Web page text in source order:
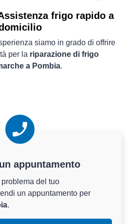
frigo rapido a
siamo in grado di offrire
per la riparazione di frigo
a Pombia.
appuntamento
del tuo
un appuntamento per
.